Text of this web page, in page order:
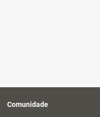
Comunidade